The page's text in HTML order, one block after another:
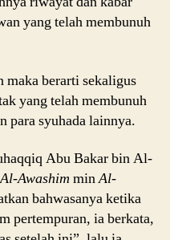
yang telah membunuh
maka berarti sekaligus
yang telah membunuh
para syuhada lainnya.
Abu Bakar bin Al-
Al-Awashim minAl-
bahwasanya ketika
pertempuran, ia berkata,